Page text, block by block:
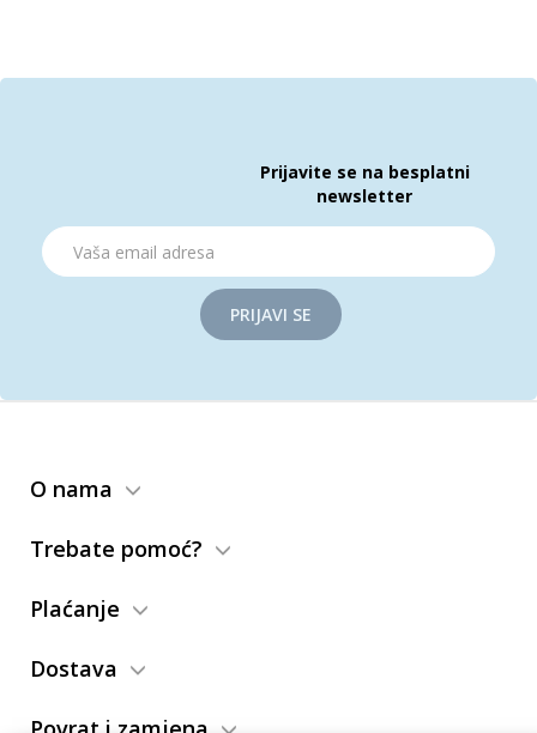
Prijavite se na besplatni
newsletter
PRIJAVI SE
O nama
Trebate pomoć?
Plaćanje
Dostava